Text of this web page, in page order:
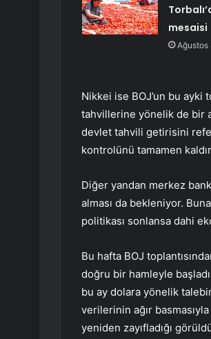
mesaisi
Ağustos
Nikkei ise BOJ’un bu ayki
tahvillerine yönelik de bir
devlet tahvili getirisini
kontrolünü tamamen
Diğer yandan merkez
alması da bekleniyor.
politikası sonlansa dahi
Bu hafta BOJ
doğru bir hamleyle
bu ay dolara yönelik
verilerinin ağır
yeniden zayıfladığı